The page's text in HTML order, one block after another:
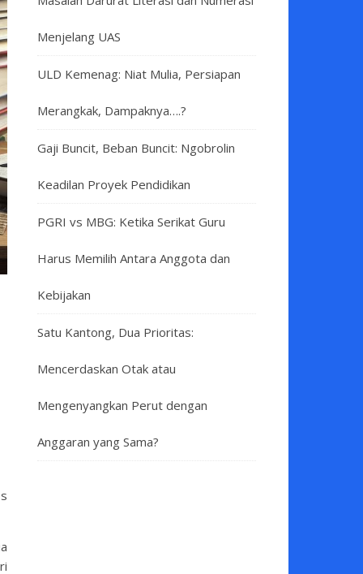
Menjelang UAS
ULD Kemenag: Niat Mulia, Persiapan
Merangkak, Dampaknya….?
Gaji Buncit, Beban Buncit: Ngobrolin
Keadilan Proyek Pendidikan
PGRI vs MBG: Ketika Serikat Guru
Harus Memilih Antara Anggota dan
Kebijakan
Satu Kantong, Dua Prioritas:
Mencerdaskan Otak atau
Mengenyangkan Perut dengan
Anggaran yang Sama?